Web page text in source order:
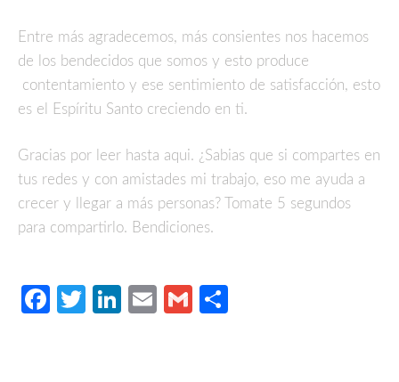
Entre más agradecemos, más consientes nos hacemos
de los bendecidos que somos y esto produce
contentamiento y ese sentimiento de satisfacción, esto
es el Espíritu Santo creciendo en ti.
Gracias por leer hasta aqui. ¿Sabias que si compartes en
tus redes y con amistades mi trabajo, eso me ayuda a
crecer y llegar a más personas? Tomate 5 segundos
para compartirlo. Bendiciones.
Facebook
TwitterLinkedIn
EmailGmail